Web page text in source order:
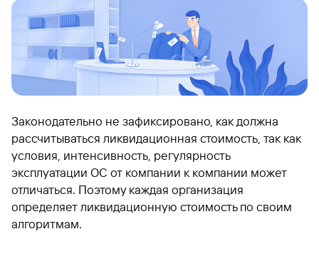
Законодательно не зафиксировано, как должна
рассчитываться ликвидационная стоимость, так как
условия, интенсивность, регулярность
эксплуатации ОС от компании к компании может
отличаться. Поэтому каждая организация
определяет ликвидационную стоимость по своим
алгоритмам.